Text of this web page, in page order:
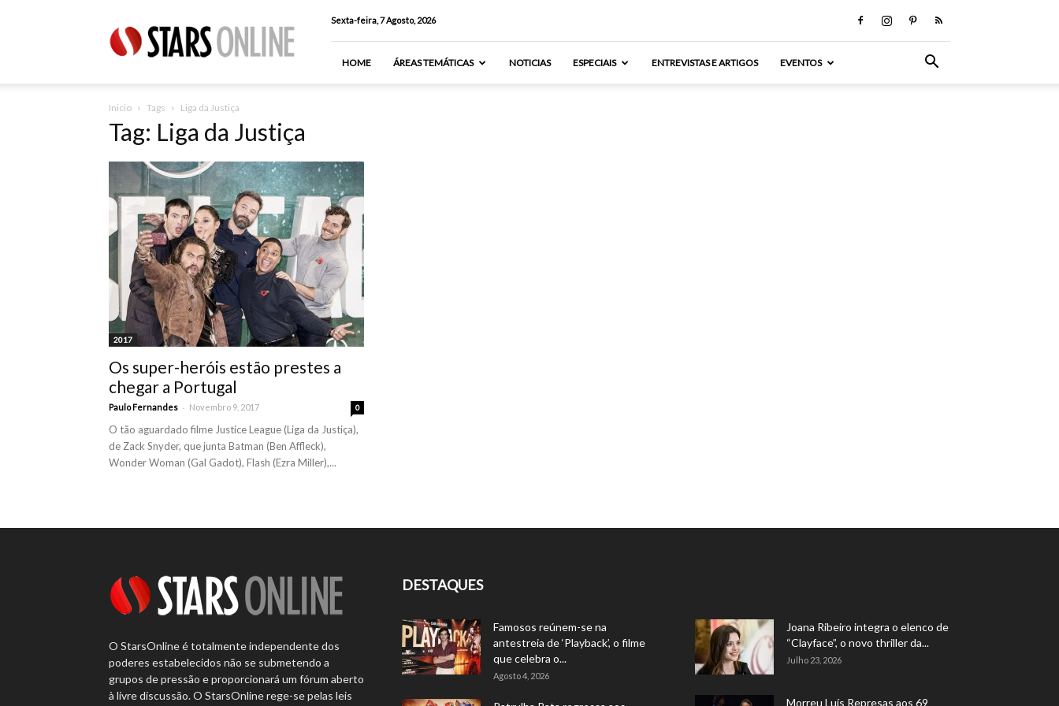
Online
Sexta-feira, 7 Agosto, 2026
HOME ÁREAS TEMÁTICAS NOTICIAS ESPECIAIS ENTREVISTAS E ARTIGOS EVENTOS
Inicio Tags Liga da Justiça
Tag: Liga da Justiça
2017
Os super-heróis estão prestes a
chegar a Portugal
Paulo Fernandes - Novembro 9, 2017 0
O tão aguardado filme Justice League (Liga da Justiça),
de Zack Snyder, que junta Batman (Ben Affleck),
Wonder Woman (Gal Gadot), Flash (Ezra Miller),...
O StarsOnline é totalmente independente dos
poderes estabelecidos não se submetendo a
grupos de pressão e proporcionará um fórum aberto
à livre discussão. O StarsOnline rege-se pelas leis
DESTAQUES
Famosos reúnem-se na
antestreia de ‘Playback’, o filme
que celebra o...
Agosto 4, 2026
Joana Ribeiro integra o elenco de
“Clayface”, o novo thriller da...
Julho 23, 2026
Morreu Luís Represas aos 69